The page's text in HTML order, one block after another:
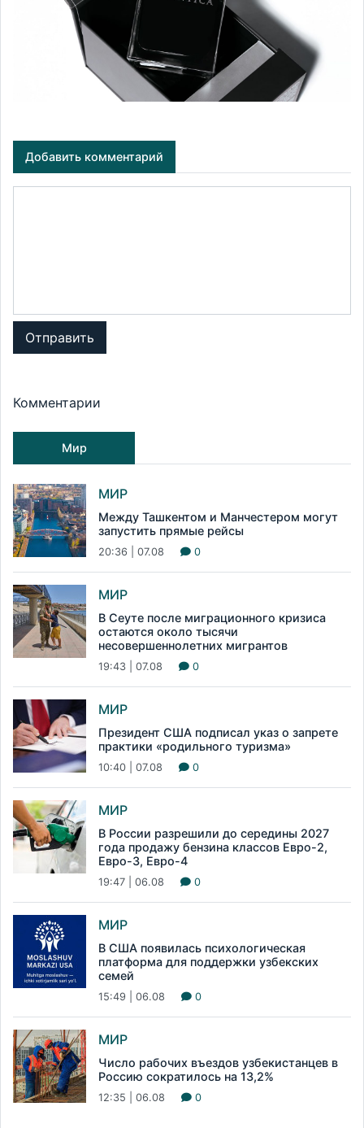
Добавить комментарий
Отправить
Комментарии
Мир
МИР
Между Ташкентом и Манчестером могут
запустить прямые рейсы
20:36 | 07.08 0
МИР
В Сеуте после миграционного кризиса
остаются около тысячи
несовершеннолетних мигрантов
19:43 | 07.08 0
МИР
Президент США подписал указ о запрете
практики «родильного туризма»
10:40 | 07.08 0
МИР
В России разрешили до середины 2027
года продажу бензина классов Евро-2,
Евро-3, Евро-4
19:47 | 06.08 0
МИР
В США появилась психологическая
платформа для поддержки узбекских
семей
15:49 | 06.08 0
МИР
Число рабочих въездов узбекистанцев в
Россию сократилось на 13,2%
12:35 | 06.08 0